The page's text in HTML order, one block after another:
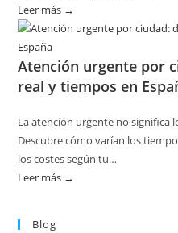
Leer más →
Disponibilidad
temporada
en
de
calderas:
Atención urgente por
real y tiempos en
La atención urgente no significa
Descubre cómo varían los
los costes según tu…
Leer más →
Blog